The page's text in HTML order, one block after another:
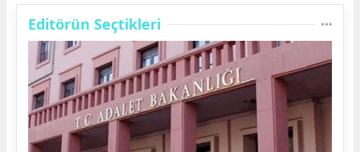
Editörün Seçtikleri